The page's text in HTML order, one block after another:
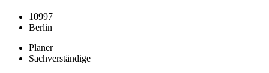
10997
Berlin
Planer
Sachverständige